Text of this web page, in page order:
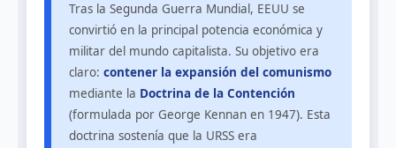
Tras la Segunda Guerra Mundial, EEUU se
convirtió en la principal potencia económica y
militar del mundo capitalista. Su objetivo era
claro: contener la expansión del comunismo
mediante la Doctrina de la Contención
(formulada por George Kennan en 1947). Esta
doctrina sostenía que la URSS era